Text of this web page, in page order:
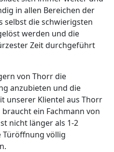
in allen Bereichen der
selbst die schwierigsten
werden und die
Zeit durchgeführt
von Thorr die
anzubieten und die
unserer Klientel aus Thorr
ein Fachmann von
nicht länger als 1-2
Türöffnung völlig